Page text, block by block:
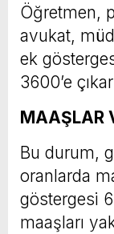
Öğretmen,
avukat,
ek
3600’e
MAAŞLAR
Bu durum,
oranlarda
göstergesi
maaşları